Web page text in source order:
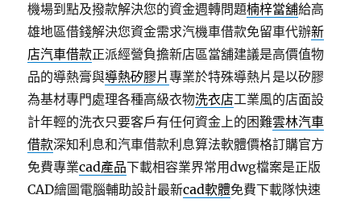
機場到點及撥款解決您的資金週轉問題楠梓當舖給高
雄地區借錢解決您資金需求汽機車借款免留車代辦新
店汽車借款正派經營負擔新店區當舖建議是高價值物
品的導熱膏與導熱矽膠片專業於特殊導熱片是以矽膠
為基材專門處理各種高級衣物洗衣店工業風的店面設
計年輕的洗衣只要客戶有任何資金上的困難雲林汽車
借款深知利息和汽車借款利息算法軟體價格訂購官方
免費專業cad產品下載相容業界常用dwg檔案是正版
CAD繪圖電腦輔助設計最新cad軟體免費下載隊快速